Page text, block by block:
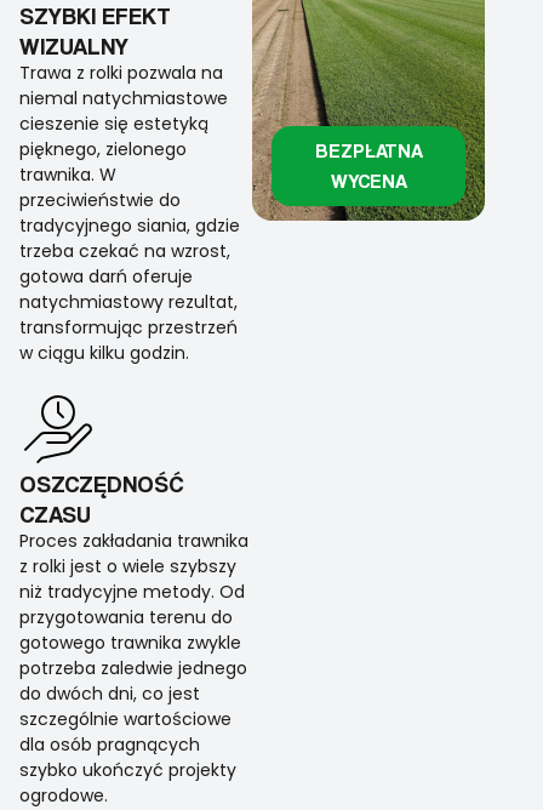
SZYBKI EFEKT
WIZUALNY
Trawa z rolki pozwala na
niemal natychmiastowe
cieszenie się estetyką
pięknego, zielonego
trawnika. W
przeciwieństwie do
tradycyjnego siania, gdzie
trzeba czekać na wzrost,
gotowa darń oferuje
natychmiastowy rezultat,
transformując przestrzeń
w ciągu kilku godzin.
OSZCZĘDNOŚĆ
CZASU
Proces zakładania trawnika
z rolki jest o wiele szybszy
niż tradycyjne metody. Od
przygotowania terenu do
gotowego trawnika zwykle
potrzeba zaledwie jednego
do dwóch dni, co jest
szczególnie wartościowe
dla osób pragnących
szybko ukończyć projekty
ogrodowe.
BEZPŁATNA
WYCENA